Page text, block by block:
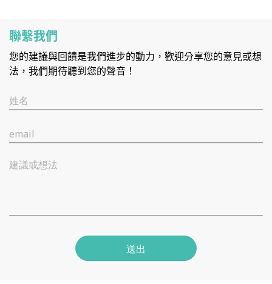
聯繫我們
您的建議與回饋是我們進步的動力，歡迎分享您的意見或想
法，我們期待聽到您的聲音！
姓名
email
建議或想法
送出